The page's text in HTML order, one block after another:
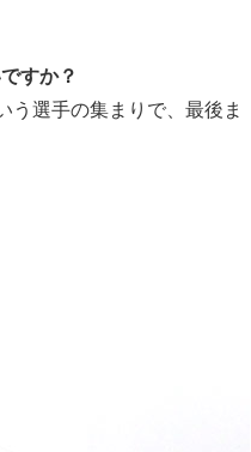
すか？
う選手の集まりで、最後ま